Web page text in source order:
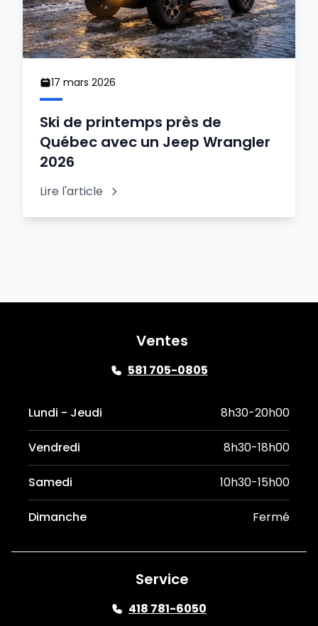
17 mars 2026
Ski de printemps près de
Québec avec un Jeep Wrangler
2026
Lire l'article
Ventes
581 705-0805
Lundi - Jeudi 8h30-20h00
Vendredi 8h30-18h00
Samedi 10h30-15h00
Dimanche Fermé
Service
418 781-6050